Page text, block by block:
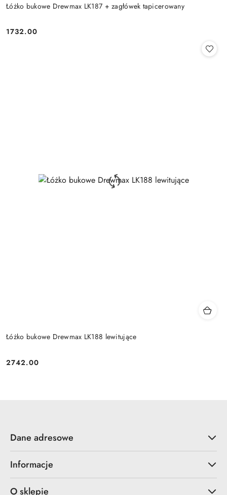
Łóżko bukowe Drewmax LK187 + zagłówek tapicerowany
Cena:
1732.00
Łóżko bukowe Drewmax LK188 lewitujące
Cena:
2742.00
Dane adresowe
Informacje
O sklepie